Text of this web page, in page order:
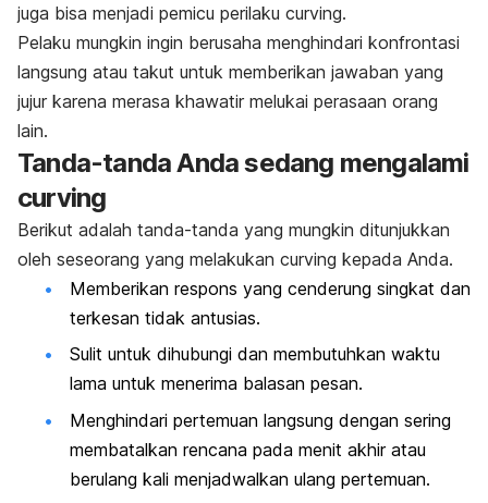
juga bisa menjadi pemicu perilaku curving.
Pelaku mungkin ingin berusaha menghindari konfrontasi
langsung atau takut untuk memberikan jawaban yang
jujur karena merasa khawatir melukai perasaan orang
lain.
Tanda-tanda Anda sedang mengalami
curving
Berikut adalah tanda-tanda yang mungkin ditunjukkan
oleh seseorang yang melakukan curving kepada Anda.
Memberikan respons yang cenderung singkat dan
terkesan tidak antusias.
Sulit untuk dihubungi dan membutuhkan waktu
lama untuk menerima balasan pesan.
Menghindari pertemuan langsung dengan sering
membatalkan rencana pada menit akhir atau
berulang kali menjadwalkan ulang pertemuan.